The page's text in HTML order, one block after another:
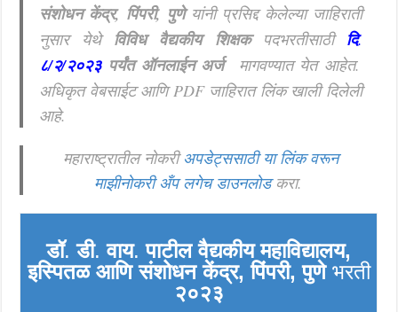
संशोधन केंद्र, पिंपरी, पुणे यांनी प्रसिद्द केलेल्या जाहिराती
नुसार येथे विविध वैद्यकीय शिक्षक पदभरतीसाठी दि.
८/२/२०२३पर्यंत ऑनलाईन अर्जमागवण्यात येत आहेत.
अधिकृत वेबसाईट आणि PDF जाहिरात लिंक खाली दिलेली
आहे.
महाराष्ट्रातील नोकरीअपडेट्ससाठी या लिंक वरून
माझीनोकरी अँप लगेच डाउनलोडकरा.
डॉ.डी. वाय.पाटील वैद्यकीय महाविद्यालय,
इस्पितळ आणि संशोधन केंद्र, पिंपरी, पुणे भरती
२०२३